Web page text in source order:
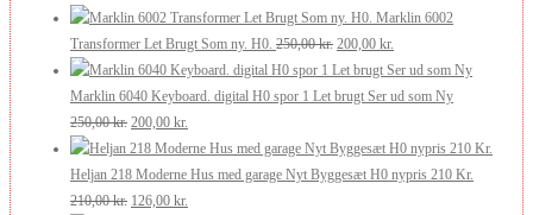
Marklin 6002
Transformer Let Brugt Som ny. H0. 250,00kr. Den
oprindelige
pris
250,00 kr..
200,00 kr.
aktuelle
pris
200,00 kr..
Marklin 6040 Keyboard. digital H0 spor 1 Let brugt Ser ud som Ny
250,00kr. Den
oprindelige
pris
var:
200,00 kr.
aktuelle
pris
Heljan 218 Moderne Hus med garage Nyt Byggesæt H0 nypris 210 Kr.
210,00kr. Den
126,00 kr.